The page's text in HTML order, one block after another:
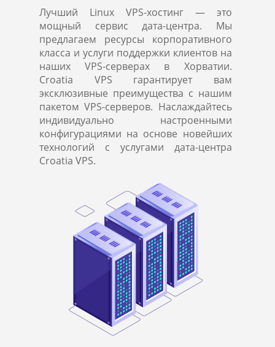
Лучший Linux VPS-хостинг — это
мощный сервис дата-центра. Мы
предлагаем ресурсы корпоративного
класса и услуги поддержки клиентов на
наших VPS-серверах в Хорватии.
Croatia VPS гарантирует вам
эксклюзивные преимущества с нашим
пакетом VPS-серверов. Наслаждайтесь
индивидуально настроенными
конфигурациями на основе новейших
технологий с услугами дата-центра
Croatia VPS.